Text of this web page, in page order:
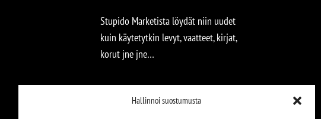
Hallinnoi suostumusta
Stupido Marketista löydät niin uudet
kuin käytetytkin levyt, vaatteet, kirjat,
korut jne jne…